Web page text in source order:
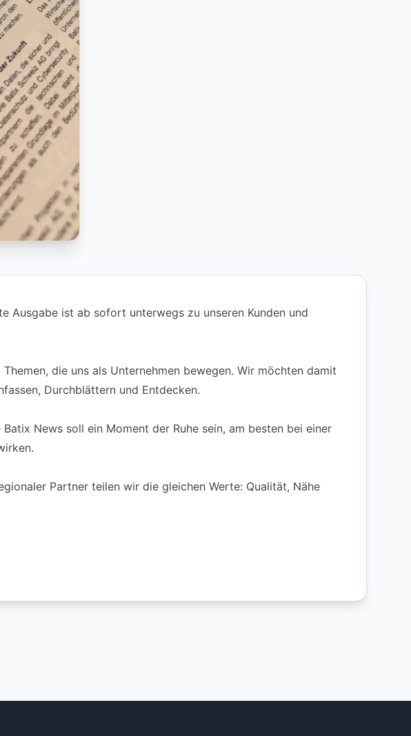
Ausgabe ist ab sofort unterwegs zu unseren Kunden und
die uns als Unternehmen bewegen. Wir möchten damit
Durchblättern und Entdecken.
News soll ein Moment der Ruhe sein, am besten bei einer
Partner teilen wir die gleichen Werte: Qualität, Nähe